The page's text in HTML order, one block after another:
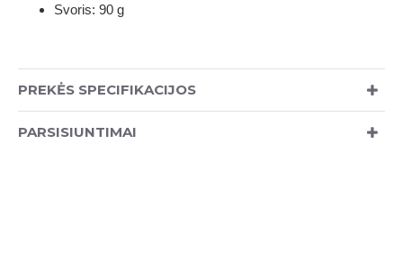
Svoris: 90 g
PREKĖS SPECIFIKACIJOS
PARSISIUNTIMAI